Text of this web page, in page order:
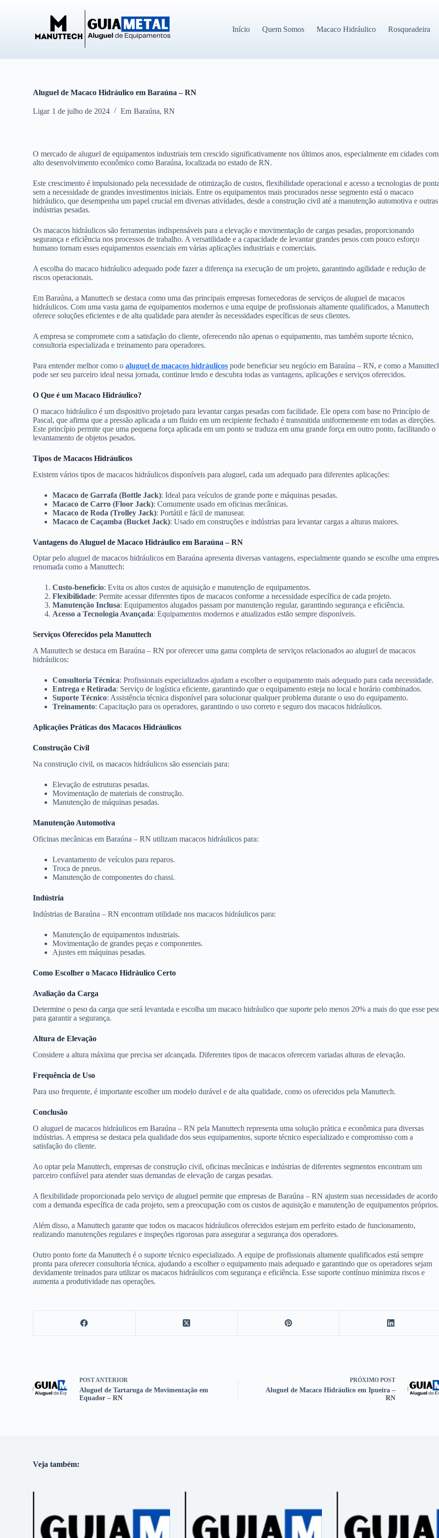
Início Quem Somos Macaco Hidráulico Rosqueadeira
Aluguel de Macaco Hidráulico em Baraúna – RN
Ligar 1 de julho de 2024 Em Baraúna,RN
O mercado de aluguel de equipamentos industriais tem crescido significativamente nos últimos anos, especialmente em cidades com
alto desenvolvimento econômico como Baraúna, localizada no estado de RN.
Este crescimento é impulsionado pela necessidade de otimização de custos, flexibilidade operacional e acesso a tecnologias de
sem a necessidade de grandes investimentos iniciais. Entre os equipamentos mais procurados nesse segmento está o macaco
hidráulico, que desempenha um papel crucial em diversas atividades, desde a construção civil até a manutenção automotiva e outras
indústrias pesadas.
Os macacos hidráulicos são ferramentas indispensáveis para a elevação e movimentação de cargas pesadas, proporcionando
segurança e eficiência nos processos de trabalho. A versatilidade e a capacidade de levantar grandes pesos com pouco esforço
humano tornam esses equipamentos essenciais em várias aplicações industriais e comerciais.
A escolha do macaco hidráulico adequado pode fazer a diferença na execução de um projeto, garantindo agilidade e redução de
riscos operacionais.
Em Baraúna, a Manuttech se destaca como uma das principais empresas fornecedoras de serviços de aluguel de macacos
hidráulicos. Com uma vasta gama de equipamentos modernos e uma equipe de profissionais altamente qualificados, a Manuttech
oferece soluções eficientes e de alta qualidade para atender às necessidades específicas de seus clientes.
A empresa se compromete com a satisfação do cliente, oferecendo não apenas o equipamento, mas também suporte técnico,
consultoria especializada e treinamento para operadores.
Para entender melhor como oaluguel de macacos hidráulicos pode beneficiar seu negócio em Baraúna – RN, e como a
pode ser seu parceiro ideal nessa jornada, continue lendo e descubra todas as vantagens, aplicações e serviços oferecidos.
O Que é um Macaco Hidráulico?
O macaco hidráulico é um dispositivo projetado para levantar cargas pesadas com facilidade. Ele opera com base no Princípio de
Pascal, que afirma que a pressão aplicada a um fluido em um recipiente fechado é transmitida uniformemente em todas as direções.
Este princípio permite que uma pequena força aplicada em um ponto se traduza em uma grande força em outro ponto, facilitando o
levantamento de objetos pesados.
Tipos de Macacos Hidráulicos
Existem vários tipos de macacos hidráulicos disponíveis para aluguel, cada um adequado para diferentes aplicações:
Macaco de Garrafa (Bottle Jack): Ideal para veículos de grande porte e máquinas pesadas.
Macaco de Carro (Floor Jack): Comumente usado em oficinas mecânicas.
Macaco de Roda (Trolley Jack): Portátil e fácil de manusear.
Macaco de Caçamba (Bucket Jack): Usado em construções e indústrias para levantar cargas a alturas maiores.
Vantagens do Aluguel de Macaco Hidráulico em Baraúna – RN
Optar pelo aluguel de macacos hidráulicos em Baraúna apresenta diversas vantagens, especialmente quando se escolhe uma
renomada como a Manuttech:
Custo-benefício: Evita os altos custos de aquisição e manutenção de equipamentos.
Flexibilidade: Permite acessar diferentes tipos de macacos conforme a necessidade específica de cada projeto.
Manutenção Inclusa: Equipamentos alugados passam por manutenção regular, garantindo segurança e eficiência.
Acesso a Tecnologia Avançada: Equipamentos modernos e atualizados estão sempre disponíveis.
Serviços Oferecidos pela Manuttech
A Manuttech se destaca em Baraúna – RN por oferecer uma gama completa de serviços relacionados ao aluguel de macacos
hidráulicos:
Consultoria Técnica: Profissionais especializados ajudam a escolher o equipamento mais adequado para cada necessidade.
Entrega e Retirada: Serviço de logística eficiente, garantindo que o equipamento esteja no local e horário combinados.
Suporte Técnico: Assistência técnica disponível para solucionar qualquer problema durante o uso do equipamento.
Treinamento: Capacitação para os operadores, garantindo o uso correto e seguro dos macacos hidráulicos.
Aplicações Práticas dos Macacos Hidráulicos
Construção Civil
Na construção civil, os macacos hidráulicos são essenciais para:
Elevação de estruturas pesadas.
Movimentação de materiais de construção.
Manutenção de máquinas pesadas.
Manutenção Automotiva
Oficinas mecânicas em Baraúna – RN utilizam macacos hidráulicos para:
Levantamento de veículos para reparos.
Troca de pneus.
Manutenção de componentes do chassi.
Indústria
Indústrias de Baraúna – RN encontram utilidade nos macacos hidráulicos para:
Manutenção de equipamentos industriais.
Movimentação de grandes peças e componentes.
Ajustes em máquinas pesadas.
Como Escolher o Macaco Hidráulico Certo
Avaliação da Carga
Determine o peso da carga que será levantada e escolha um macaco hidráulico que suporte pelo menos 20% a mais do que esse
para garantir a segurança.
Altura de Elevação
Considere a altura máxima que precisa ser alcançada. Diferentes tipos de macacos oferecem variadas alturas de elevação.
Frequência de Uso
Para uso frequente, é importante escolher um modelo durável e de alta qualidade, como os oferecidos pela Manuttech.
Conclusão
O aluguel de macacos hidráulicos em Baraúna – RN pela Manuttech representa uma solução prática e econômica para diversas
indústrias. A empresa se destaca pela qualidade dos seus equipamentos, suporte técnico especializado e compromisso com a
satisfação do cliente.
Ao optar pela Manuttech, empresas de construção civil, oficinas mecânicas e indústrias de diferentes segmentos encontram um
parceiro confiável para atender suas demandas de elevação de cargas pesadas.
A flexibilidade proporcionada pelo serviço de aluguel permite que empresas de Baraúna – RN ajustem suas necessidades de acordo
com a demanda específica de cada projeto, sem a preocupação com os custos de aquisição e manutenção de equipamentos próprios.
Além disso, a Manuttech garante que todos os macacos hidráulicos oferecidos estejam em perfeito estado de funcionamento,
realizando manutenções regulares e inspeções rigorosas para assegurar a segurança dos operadores.
Outro ponto forte da Manuttech é o suporte técnico especializado. A equipe de profissionais altamente qualificados está sempre
pronta para oferecer consultoria técnica, ajudando a escolher o equipamento mais adequado e garantindo que os operadores sejam
devidamente treinados para utilizar os macacos hidráulicos com segurança e eficiência. Esse suporte contínuo minimiza riscos e
aumenta a produtividade nas operações.
POSTANTERIOR
Aluguel de Tartaruga de Movimentação em
Equador – RN
PRÓXIMO POST
Aluguel de Macaco Hidráulico em Ipueira –
RN
Veja também: